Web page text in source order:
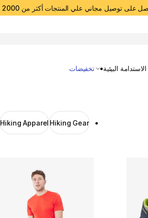
على توصيل مجاني علي المنتجات أكثر من 2000 جنيه، لفترة محدودة 🔥
الاستدامة البيئية تخفيضات
Hiking Gear
Hiking Apparel